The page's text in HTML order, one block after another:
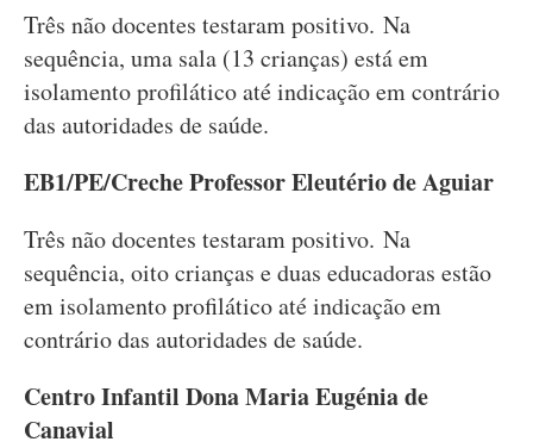
Três não docentes testaram positivo. Na
sequência, uma sala (13 crianças) está em
isolamento profilático até indicação em contrário
das autoridades de saúde.
EB1/PE/Creche Professor Eleutério de Aguiar
Três não docentes testaram positivo. Na
sequência, oito crianças e duas educadoras estão
em isolamento profilático até indicação em
contrário das autoridades de saúde.
Centro Infantil Dona Maria Eugénia de
Canavial